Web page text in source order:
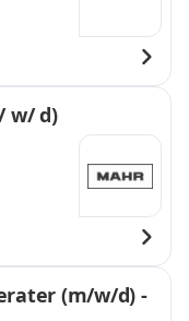
w/ d)
(m/w/d) -